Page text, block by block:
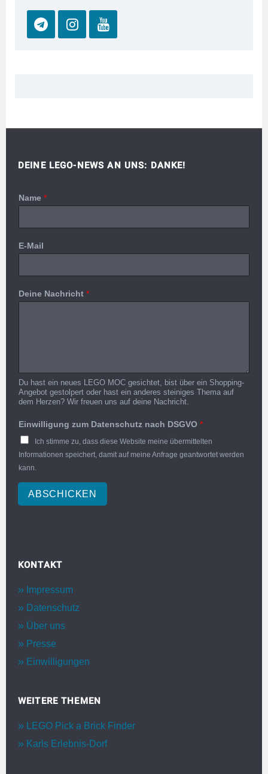
DEINE LEGO-NEWS AN UNS: DANKE!
Name *
E-Mail
Deine Nachricht *
Du hast ein neues LEGO MOC gesichtet, bist über ein Shopping-
Angebot gestolpert oder hast ein anderes steiniges Thema auf
dem Herzen? Wir freuen uns auf deine Nachricht.
Einwilligung zum Datenschutz nach DSGVO *
Ich stimme zu, dass diese Website meine übermittelten
Informationen speichert, damit auf meine Anfrage geantwortet werden
kann.
ABSCHICKEN
KONTAKT
Impressum
Datenschutz
Über uns
Presse
Einwilligungen
WEITERE THEMEN
LEGO Pick a Brick Finder
Karls Erlebnis-Dorf